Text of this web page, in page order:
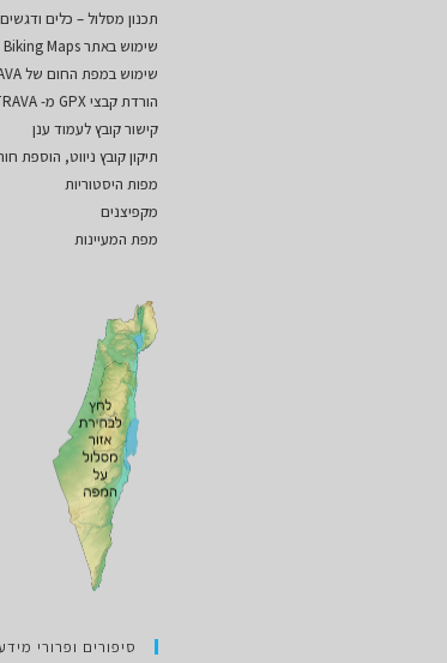
תכנון מסלול – כלים
שימוש באתר Israel Hiking and Biking Maps
שימוש במפת החום של STRAVA
הורדת קבצי GPX מ- STRAVA
קישור קובץ לעמוד ענן
תיקון קובץ ניווט, הוספת
מפות היסטוריות
מקפיצנים
מפת המעיינות
סיפורים ופרורי